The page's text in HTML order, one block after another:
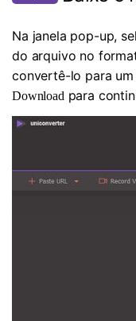
Na janela pop-up,
do arquivo no
convertê-lo para
Downloadpara